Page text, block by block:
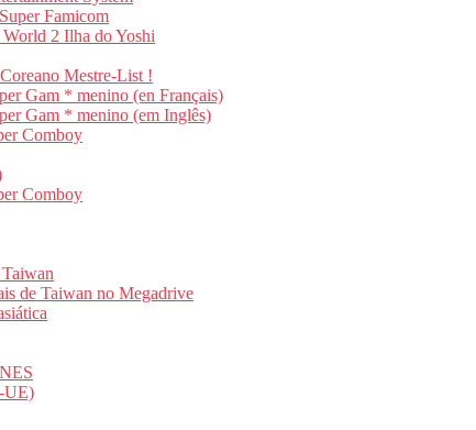
Famicom
2 Ilha do Yoshi
Mestre-List !
Gam * menino (en Français)
Gam * menino (em Inglês)
Comboy
Comboy
de Taiwan no Megadrive
UE)